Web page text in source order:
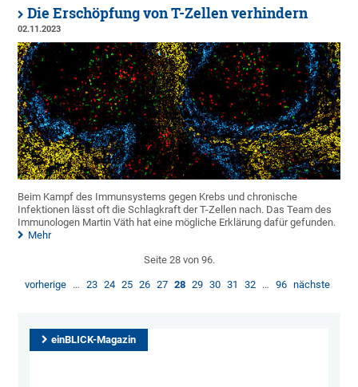
Die Erschöpfung von T-Zellen verhindern
02.11.2023
Beim Kampf des Immunsystems gegen Krebs und chronische
Infektionen lässt oft die Schlagkraft der T-Zellen nach. Das Team des
Immunologen Martin Väth hat eine mögliche Erklärung dafür gefunden.
Mehr
Seite 28 von 96.
vorherige … 23 24 25 26 27 28 29 30 31 32 … 96 nächste
einBLICK-Magazin